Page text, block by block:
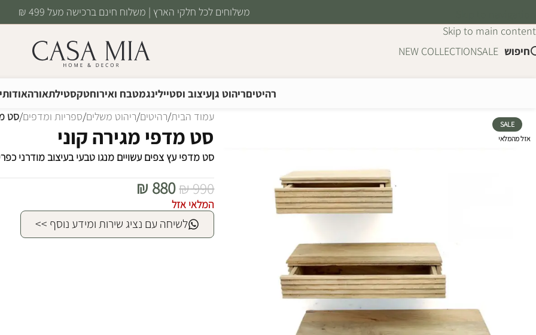
Skip to main content
משלוחים לכל חלקי הארץ | משלוח חינם ברכישה מעל 499 ₪
חיפוש SALE
NEW COLLECTION
רהיטיםריהוט גןעיצוב וסטיילינגמטבח ואירוחטקסטילתאורה
SALE
אזל מהמלאי
עמוד הבית/רהיטים/ריהוט משלים/ספריות ומדפים/סט
סט מדפי מגירה קוני
סט מדפי עץ צפים עשויים מנגו טבעי בעיצוב מודרני
₪990
₪ 880
המלאי אזל
לשיחה עם נציג שירות ומידע נוסף >>